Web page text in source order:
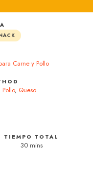
Carne y Pollo
Pollo, Queso
TIEMPO TOTAL
30 mins